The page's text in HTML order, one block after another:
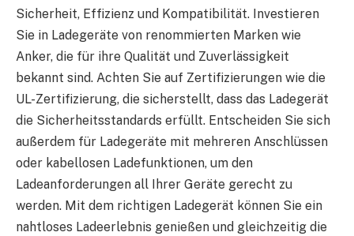
Sicherheit, Effizienz und Kompatibilität. Investieren
Sie in Ladegeräte von renommierten Marken wie
Anker, die für ihre Qualität und Zuverlässigkeit
bekannt sind. Achten Sie auf Zertifizierungen wie die
UL-Zertifizierung, die sicherstellt, dass das Ladegerät
die Sicherheitsstandards erfüllt. Entscheiden Sie sich
außerdem für Ladegeräte mit mehreren Anschlüssen
oder kabellosen Ladefunktionen, um den
Ladeanforderungen all Ihrer Geräte gerecht zu
werden. Mit dem richtigen Ladegerät können Sie ein
nahtloses Ladeerlebnis genießen und gleichzeitig die